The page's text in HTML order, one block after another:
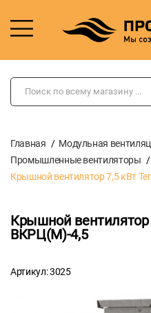
Главная
Модульная
Промышленные вентиляторы
Крышной вентилятор 7,5 кВт
Крышной
ВКРЦ(М)-4,5
Артикул: 3025